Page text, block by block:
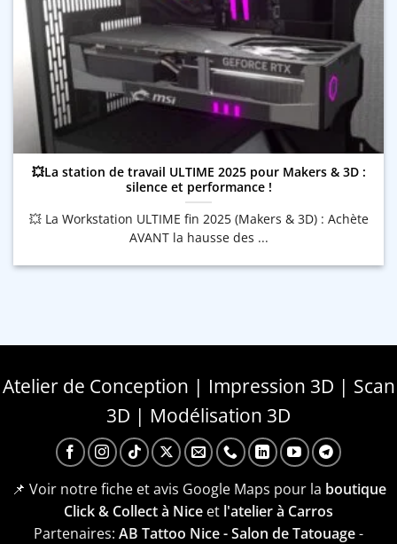
💥La station de travail ULTIME 2025 pour Makers & 3D :
silence et performance !
💥 La Workstation ULTIME fin 2025 (Makers & 3D) : Achète
AVANT la hausse des ...
Atelier de Conception | Impression 3D | Scan
3D | Modélisation 3D
📌 Voir notre fiche et avis Google Maps pour la boutique
Click & Collect à Nice et l'atelier à Carros
Partenaires: AB Tattoo Nice - Salon de Tatouage-